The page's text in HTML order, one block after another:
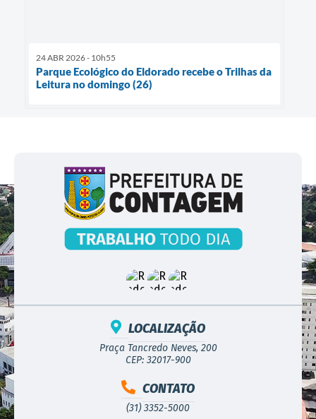
24 ABR 2026 - 10h55
Parque Ecológico do Eldorado recebe o Trilhas da
Leitura no domingo (26)
LOCALIZAÇÃO
Praça Tancredo Neves, 200
CEP: 32017-900
CONTATO
(31) 3352-5000